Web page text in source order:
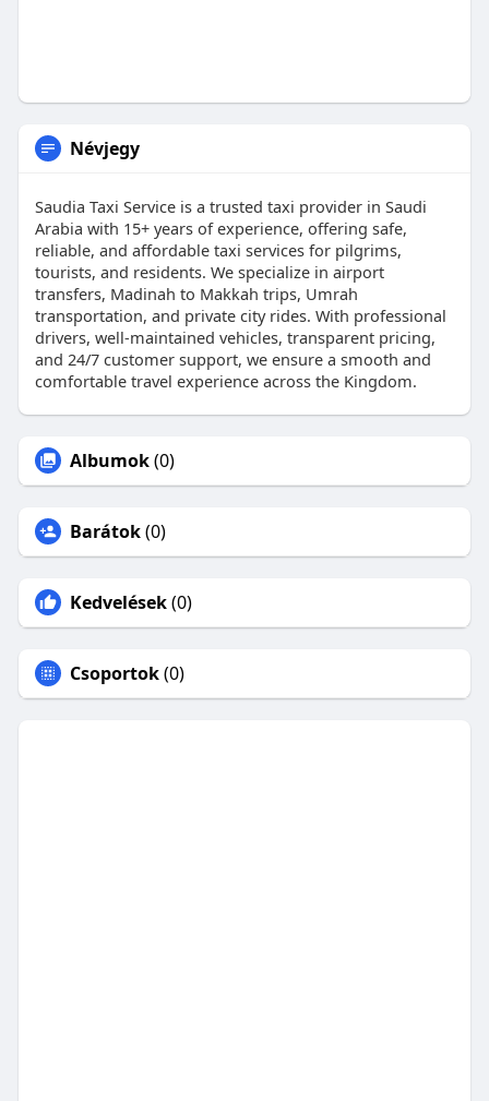
Névjegy
Saudia Taxi Service is a trusted taxi provider in Saudi
Arabia with 15+ years of experience, offering safe,
reliable, and affordable taxi services for pilgrims,
tourists, and residents. We specialize in airport
transfers, Madinah to Makkah trips, Umrah
transportation, and private city rides. With professional
drivers, well-maintained vehicles, transparent pricing,
and 24/7 customer support, we ensure a smooth and
comfortable travel experience across the Kingdom.
Albumok(0)
Barátok(0)
Kedvelések(0)
Csoportok(0)